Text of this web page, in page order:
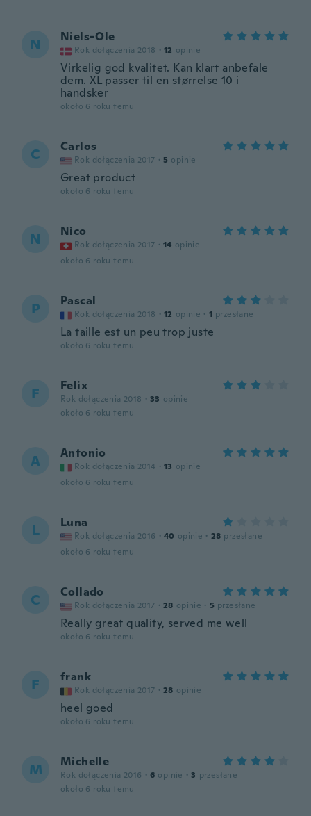
N Niels-Ole
Rok dołączenia 2018 · 12 opinie
Virkelig god kvalitet. Kan klart anbefale
dem. XL passer til en størrelse 10 i
handsker
około 6 roku temu
C Carlos
Rok dołączenia 2017 · 5 opinie
Great product
około 6 roku temu
N Nico
Rok dołączenia 2017 · 14 opinie
około 6 roku temu
P Pascal
Rok dołączenia 2018 · 12 opinie · 1 przesłane
La taille est un peu trop juste
około 6 roku temu
F Felix
Rok dołączenia 2018 · 33 opinie
około 6 roku temu
A Antonio
Rok dołączenia 2014 · 13 opinie
około 6 roku temu
L Luna
Rok dołączenia 2016 · 40 opinie · 28 przesłane
około 6 roku temu
C Collado
Rok dołączenia 2017 · 28 opinie · 5 przesłane
Really great quality, served me well
około 6 roku temu
F frank
Rok dołączenia 2017 · 28 opinie
heel goed
około 6 roku temu
M Michelle
Rok dołączenia 2016 · 6 opinie · 3 przesłane
około 6 roku temu